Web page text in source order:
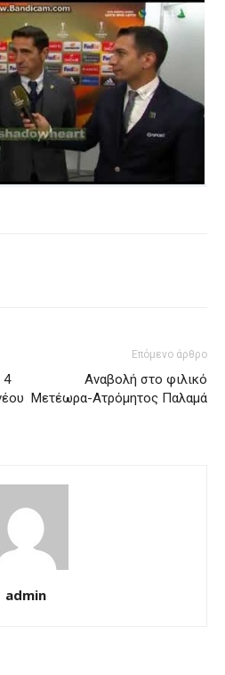
4
Επόμενο άρθρο
Αναβολή στο φιλικό
Μετέωρα-Ατρόμητος Παλαμά
admin